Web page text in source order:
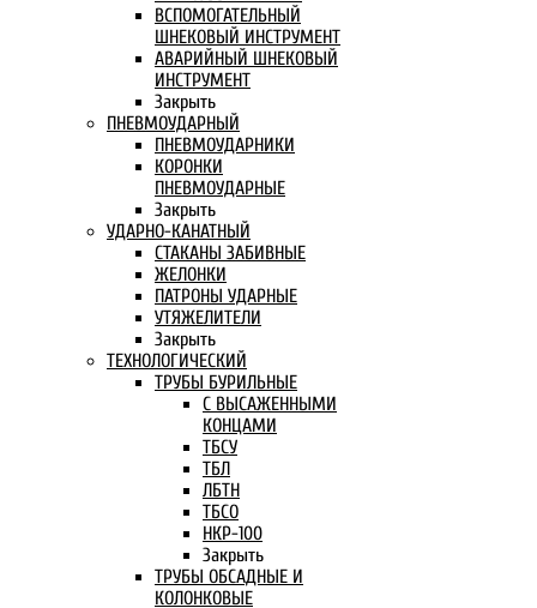
ВСПОМОГАТЕЛЬНЫЙ
ШНЕКОВЫЙ ИНСТРУМЕНТ
АВАРИЙНЫЙ ШНЕКОВЫЙ
ИНСТРУМЕНТ
Закрыть
ПНЕВМОУДАРНЫЙ
ПНЕВМОУДАРНИКИ
КОРОНКИ
ПНЕВМОУДАРНЫЕ
Закрыть
УДАРНО-КАНАТНЫЙ
СТАКАНЫ ЗАБИВНЫЕ
ЖЕЛОНКИ
ПАТРОНЫ УДАРНЫЕ
УТЯЖЕЛИТЕЛИ
Закрыть
ТЕХНОЛОГИЧЕСКИЙ
ТРУБЫ БУРИЛЬНЫЕ
С ВЫСАЖЕННЫМИ
КОНЦАМИ
ТБСУ
ТБЛ
ЛБТН
ТБСО
НКР-100
Закрыть
ТРУБЫ ОБСАДНЫЕ И
КОЛОНКОВЫЕ